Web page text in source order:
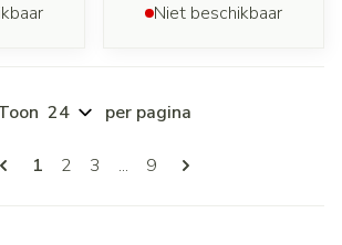
Niet beschikbaar
Pagina's
U lees momenteel pagina
1 Pagina
2 Pagina
3 ... Pagina
9
per pagina